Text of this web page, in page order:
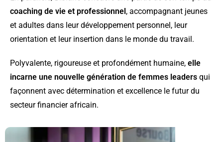
coaching de vie et professionnel, accompagnant jeunes
et adultes dans leur développement personnel, leur
orientation et leur insertion dans le monde du travail.
Polyvalente, rigoureuse et profondément humaine, elle
incarne une nouvelle génération de femmes leaders qui
façonnent avec détermination et excellence le futur du
secteur financier africain.